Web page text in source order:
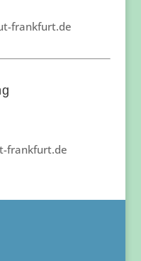
frankfurt.de
frankfurt.de